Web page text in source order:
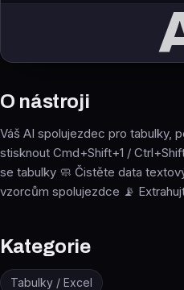
O nástroji
Váš AI spolujezdec pro tabulky,
stisknout Cmd+Shift+1 /
se tabulky 🧼 Čistěte data
vzorcům spolujezdce 📡
Kategorie
Tabulky / Excel